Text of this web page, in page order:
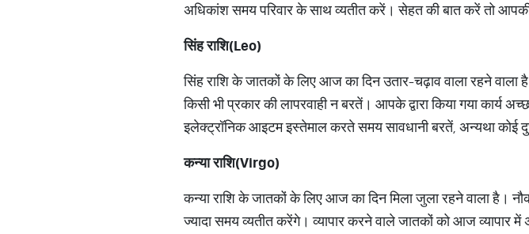
अधिकांश समय परिवार के साथ व्यतीत करें। सेहत की बात करें तो
सिंह राशि(Leo)
सिंह राशि के जातकों के लिए आज का दिन उतार-चढ़ाव वाला रहने वाला
किसी भी प्रकार की लापरवाही न बरतें। आपके द्वारा किया गया
इलेक्ट्रॉनिक आइटम इस्तेमाल करते समय सावधानी बरतें, अन्यथा कोई
कन्या राशि(Virgo)
कन्या राशि के जातकों के लिए आज का दिन मिला जुला रहने वाला है।
ज्यादा समय व्यतीत करेंगे। व्यापार करने वाले जातकों को आज